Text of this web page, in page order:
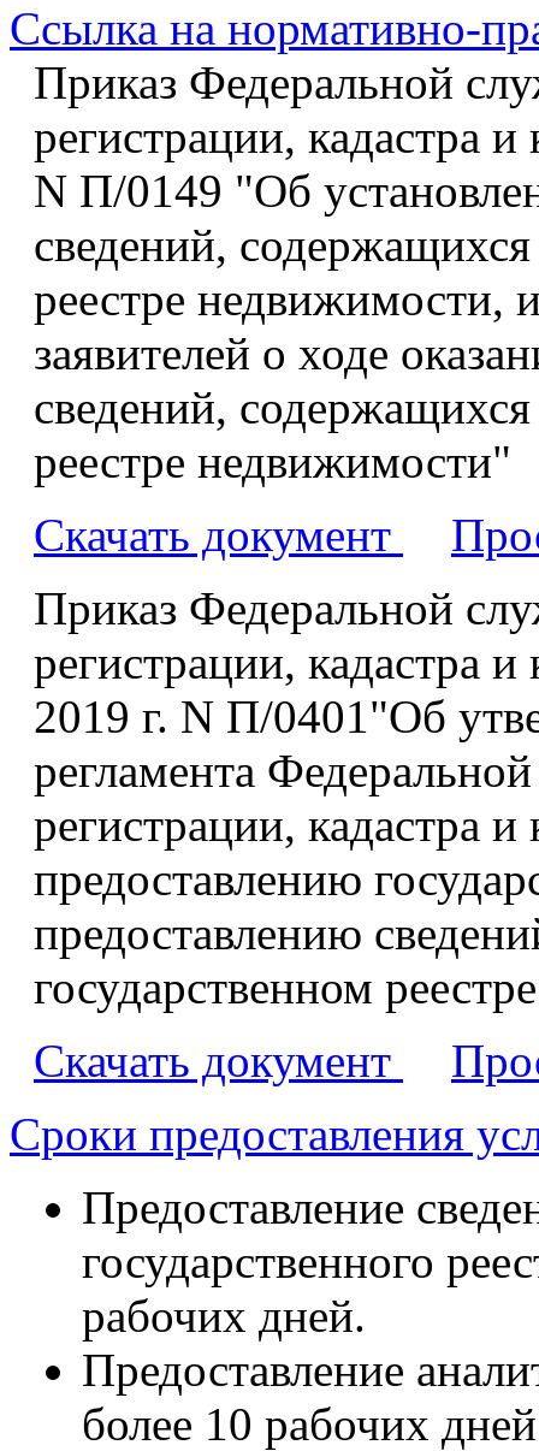
Ссылка на нормативно-
Приказ Федеральной
регистрации, кадастра
N П/0149 "Об
сведений,
реестре недвижимости,
заявителей о ходе
сведений,
реестре недвижимости"
Скачать документ
Приказ Федеральной
регистрации, кадастра
2019 г. N П/0401"Об
регламента
регистрации, кадастра
предоставлению
предоставлению
государственном
Скачать документ
Сроки предоставления
Предоставление
государственного
рабочих дней.
Предоставление
более 10 рабочих